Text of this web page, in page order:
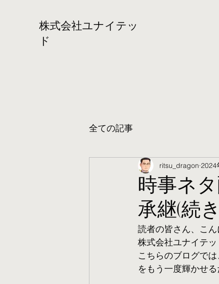
株式会社ユナイテッ
ド
全ての記事
時事ネ
承継(続
ritsu_dragon 2024
読者の皆さん、こ
株式会社ユナイテ
こちらのブログで
をもう一度輝かせ